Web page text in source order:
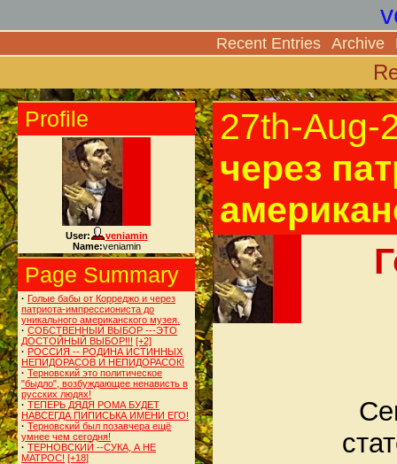
Recent Entries Archive
Profile
User:
veniamin
Name:veniamin
Page Summary
· Голые бабы от Корреджо и через
патриота-импрессиониста до
уникального американского музея.
· СОБСТВЕННЫЙ ВЫБОР ---ЭТО
ДОСТОЙНЫЙ ВЫБОР!!! [+2]
· РОССИЯ -- РОДИНА ИСТИННЫХ
НЕПИДОРАСОВ И НЕПИДОРАСОК!
· Терновский это политическое
"быдло", возбуждающее ненависть в
русских людях!
· ТЕПЕРЬ ДЯДЯ РОМА БУДЕТ
НАВСЕГДА ПИПИСЬКА ИМЕНИ ЕГО!
· Терновский был позавчера ещё
умнее чем сегодня!
· ТЕРНОВСКИЙ --СУКА, А НЕ
МАТРОС! [+18]
27th-Aug-
через